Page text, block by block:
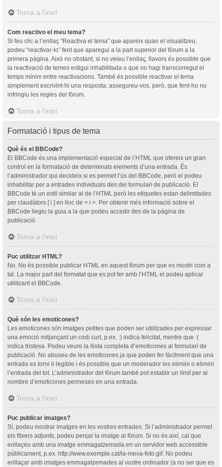
Torna a l’inici
Com reactivo el meu tema?
Si feu clic a l’enllaç “Reactiva el tema” que apareix quan el visualitzeu,
podeu “reactivar-lo” fent que aparegui a la part superior del fòrum a la
primera pàgina. Això no obstant, si no veieu l’enllaç, llavors és possible que
la reactivació de temes estigui inhabilitada o que no hagi transcorregut el
temps mínim entre reactivacions. També és possible reactivar el tema
simplement escrivint-hi una resposta; assegureu-vos, però, que fent-ho no
infringiu les regles del fòrum.
Torna a l’inici
Formatació i tipus de tema
Què és el BBCode?
El BBCode és una implementació especial de l’HTML que ofereix un gran
control en la formatació de determinats elements d’una entrada. És
l’administrador qui decideix si es permet l’ús del BBCode, però el podeu
inhabilitar per a entrades individuals des del formulari de publicació. El
BBCode té un estil similar al de l’HTML però les etiquetes estan delimitades
per claudàtors [ i ] en lloc de < i >. Per obtenir més informació sobre el
BBCode llegiu la guia a la que podeu accedir des de la pàgina de
publicació.
Torna a l’inici
Puc utilitzar HTML?
No. No és possible publicar HTML en aquest fòrum per que es mostri com a
tal. La major part del formatat que es pot fer amb l’HTML el podeu aplicar
utilitzant el BBCode.
Torna a l’inici
Què són les emoticones?
Les emoticones són imatges petites que poden ser utilitzades per expressar
una emoció mitjançant un codi curt, p.ex. :) indica felicitat, mentre que :(
indica tristesa. Podeu veure la llista completa d’emoticones al formulari de
publicació. No abuseu de les emoticones ja que poden fer fàcilment que una
entrada es torni il·legible i és possible que un moderador les elimini o elimini
l’entrada del tot. L’administrador del fòrum també pot establir un límit per al
nombre d’emoticones permeses en una entrada.
Torna a l’inici
Puc publicar imatges?
Sí, podeu mostrar imatges en les vostres entrades. Si l’administrador permet
els fitxers adjunts, podeu penjar la imatge al fòrum. Si no és així, cal que
enllaçeu amb una imatge emmagatzemada en un servidor web accessible
públicament, p.ex. http://www.exemple.cat/la-meva-foto.gif. No podeu
enllaçar amb imatges emmagatzemades al vostre ordinador (a no ser que es